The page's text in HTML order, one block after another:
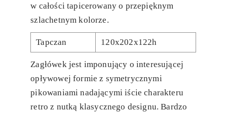
w całości tapicerowany o przepięknym
szlachetnym kolorze.
Tapczan 120x202x122h
Zagłówek jest imponujący o interesującej
opływowej formie z symetrycznymi
pikowaniami nadającymi iście charakteru
retro z nutką klasycznego designu. Bardzo